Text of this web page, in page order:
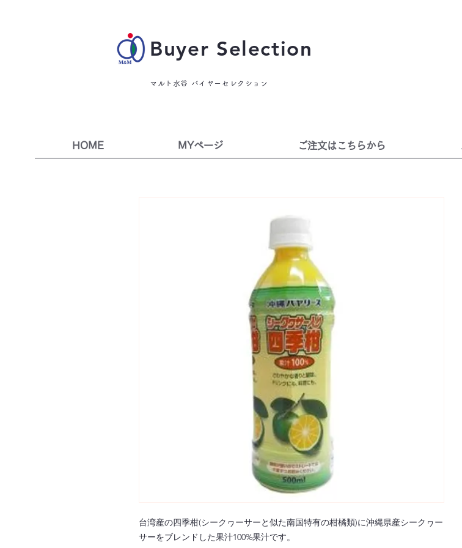
Buyer Selection
マルト水谷 バイヤーセレクション
HOME MYページ ご注文はこちらから
台湾産の四季柑(シークヮーサーと似た南国特有の柑橘類)に沖縄県産シークヮー
サーをブレンドした果汁100%果汁です。